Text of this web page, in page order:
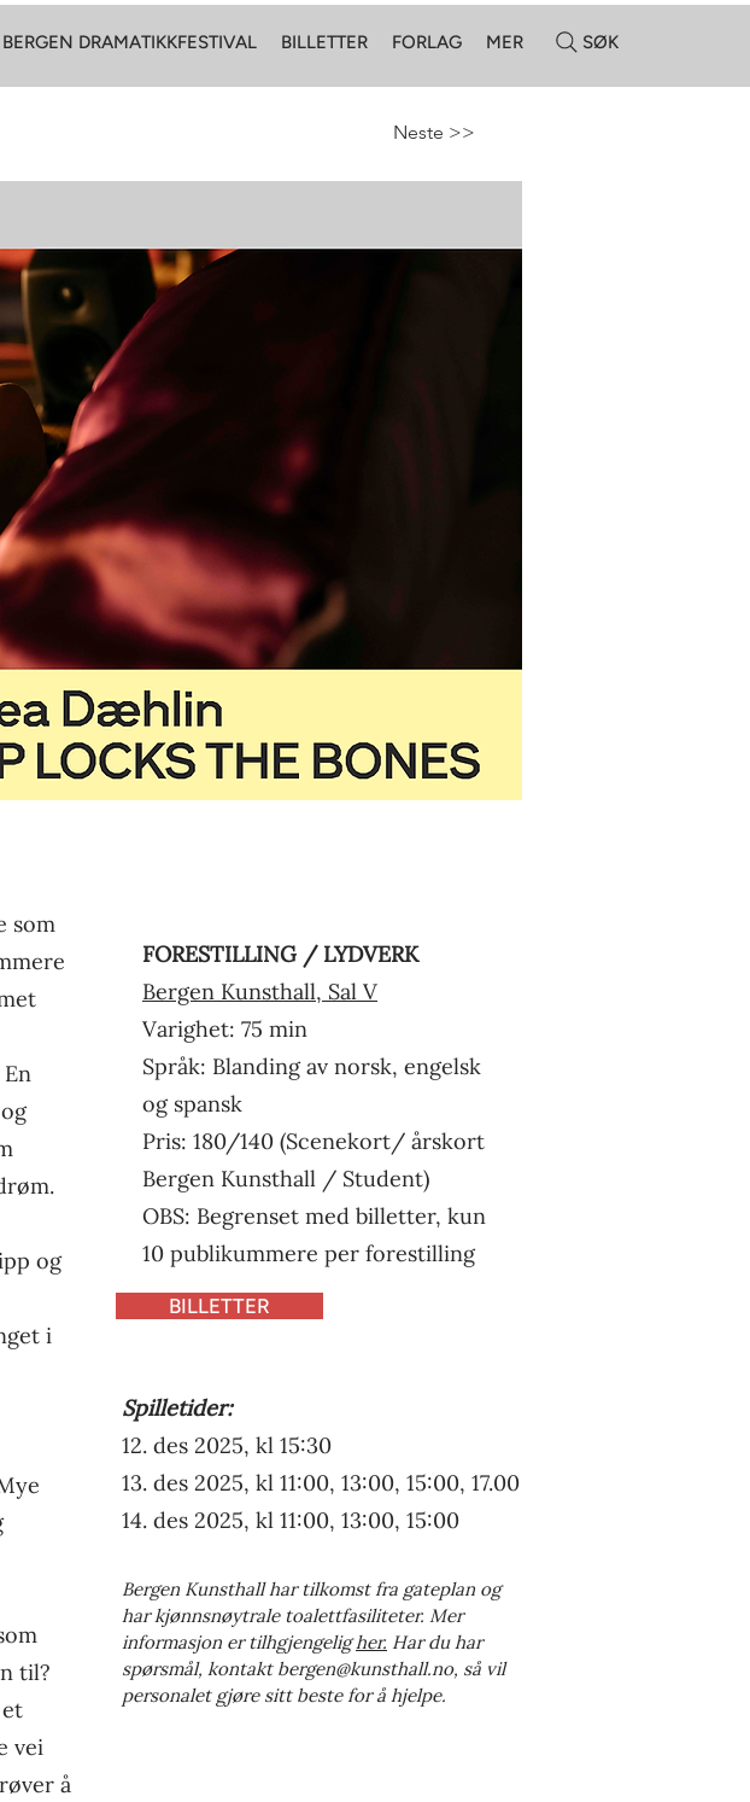
BERGEN DRAMATIKKFESTIVAL BILLETTER FORLAG MER SØK
Neste >
Neste >>
som
og
i
til?
vei
å
FORESTILLING / LYDVERK
Bergen Kunsthall, Sal V
Varighet: 75 min
Språk: Blanding av norsk, engelsk
og spansk
Pris: 180/140 (Scenekort/ årskort
Bergen Kunsthall / Student)
OBS: Begrenset med billetter, kun
10 publikummere per forestilling
BILLETTER
Spilletider:
12. des 2025, kl 15:30
13. des 2025, kl 11:00, 13:00, 15:00, 17.00
14. des 2025, kl 11:00, 13:00, 15:00
Bergen Kunsthall har tilkomst fra gateplan og
har kjønnsnøytrale toalettfasiliteter. Mer
informasjon er tilhgjengeligher. Har du har
spørsmål, kontakt bergen@kunsthall.no, så vil
personalet gjøre sitt beste for å hjelpe.